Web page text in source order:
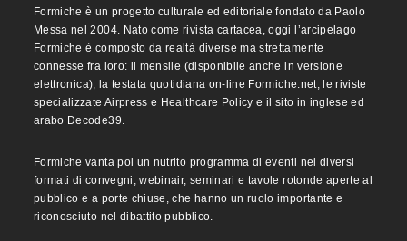
Formiche è un progetto culturale ed editoriale fondato da Paolo
Messa nel 2004. Nato come rivista cartacea, oggi l’arcipelago
Formiche è composto da realtà diverse ma strettamente
connesse fra loro: il mensile (disponibile anche in versione
elettronica), la testata quotidiana on-line Formiche.net, le riviste
specializzate Airpress e Healthcare Policy e il sito in inglese ed
arabo Decode39.
Formiche vanta poi un nutrito programma di eventi nei diversi
formati di convegni, webinair, seminari e tavole rotonde aperte al
pubblico e a porte chiuse, che hanno un ruolo importante e
riconosciuto nel dibattito pubblico.